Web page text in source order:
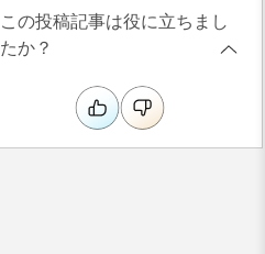
この投稿記事は役に立ちまし
たか？